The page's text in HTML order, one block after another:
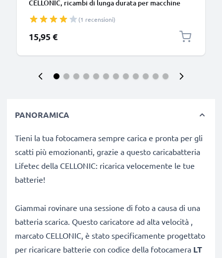
CELLONIC, ricambi di lunga durata per macchine
(1 recensioni)
15,95 €
PANORAMICA
Tieni la tua fotocamera sempre carica e pronta per gli
scatti più emozionanti, grazie a questo caricabatteria
Lifetec della CELLONIC: ricarica velocemente le tue
batterie!
Giammai rovinare una sessione di foto a causa di una
batteria scarica. Questo caricatore ad alta velocità ,
marcato CELLONIC, è stato specificamente progettato
per ricaricare batterie con codice della fotocamera LT